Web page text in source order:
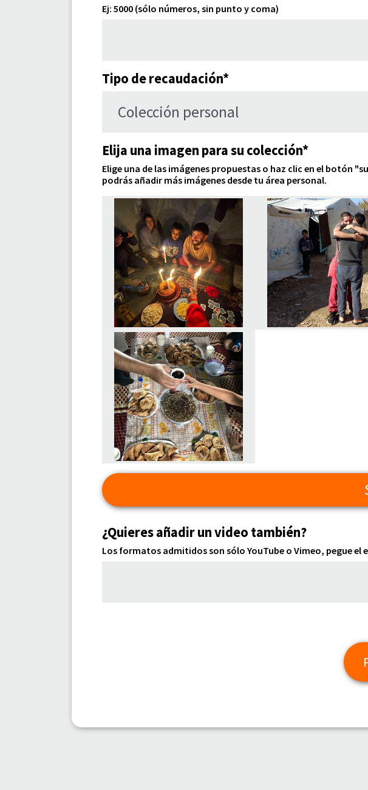
Ej: 5000 (sólo números, sin punto y coma)
Tipo de recaudación*
Elija una imagen para su colección*
Elige una de las imágenes propuestas o haz clic en el botón
podrás añadir más imágenes desde tu área personal.
¿Quieres añadir un video también?
Los formatos admitidos son sólo YouTube o Vimeo, pegue el